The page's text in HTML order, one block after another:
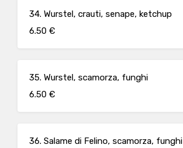
34. Wurstel, crauti, senape, ketchup
6.50 €
35. Wurstel, scamorza, funghi
6.50 €
36. Salame di Felino, scamorza, funghi